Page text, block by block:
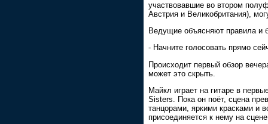
участвовавшие во втором
Австрия и Великобритания),
Ведущие объясняют правила и
- Начните голосовать прямо
Происходит первый обзор
может это скрыть.
Майкл играет на гитаре в
Sisters. Пока он поёт, сцена
танцорами, яркими красками и
присоединяется к нему на